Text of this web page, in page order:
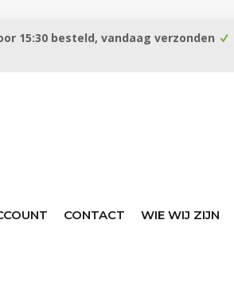
15:30 besteld, vandaag verzonden
CONTACT WIE WIJ ZIJN